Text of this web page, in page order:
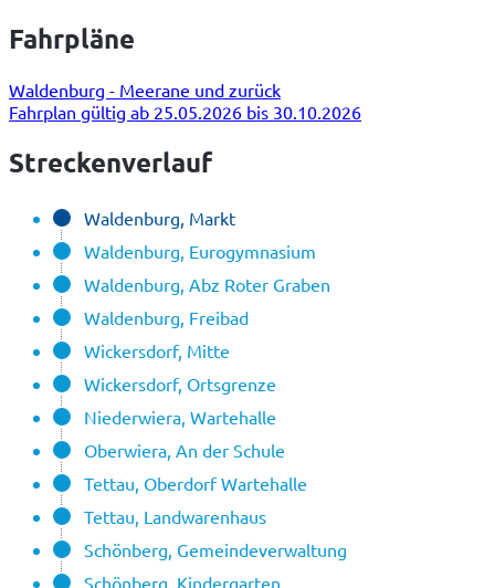
Fahrpläne
Waldenburg - Meerane und zurück
Fahrplan gültig ab 25.05.2026 bis 30.10.2026
Streckenverlauf
Waldenburg, Markt
Waldenburg, Eurogymnasium
Waldenburg, Abz Roter Graben
Waldenburg, Freibad
Wickersdorf, Mitte
Wickersdorf, Ortsgrenze
Niederwiera, Wartehalle
Oberwiera, An der Schule
Tettau, Oberdorf Wartehalle
Tettau, Landwarenhaus
Schönberg, Gemeindeverwaltung
Schönberg, Kindergarten